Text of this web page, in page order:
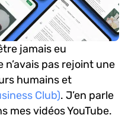
jamais eu
n’avais pas rejoint une
humains et
Club). J’en parle
mes vidéos YouTube.